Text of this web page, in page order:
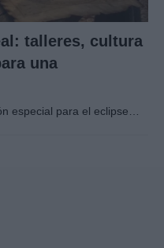
talleres, cultura
una
especial para el eclipse…